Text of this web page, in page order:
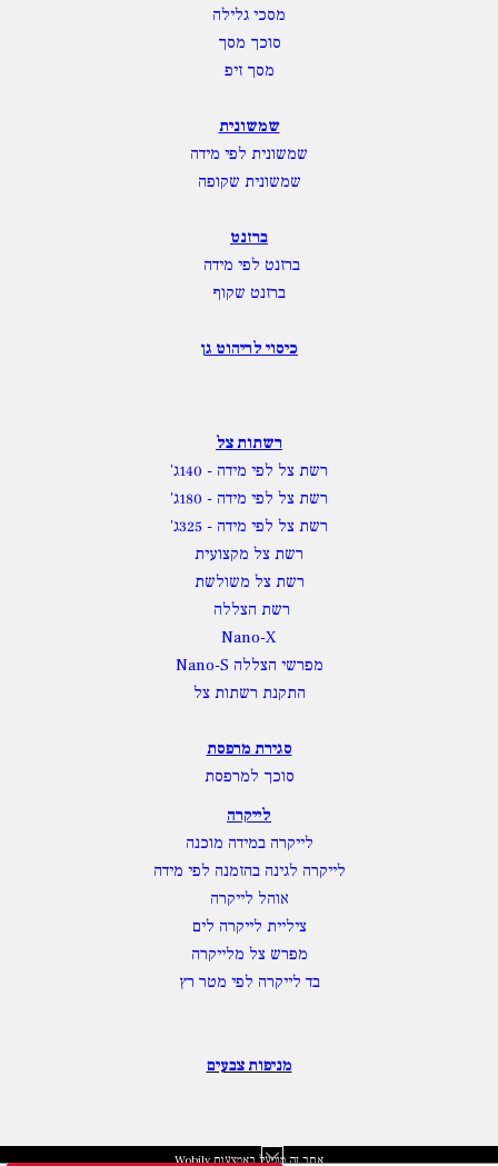
מסכי גלילה
סוכך מסך
מסך זיפ
שמשונית
שמשונית לפי מידה
שמשונית שקופה
ברזנט
ברזנט לפי מידה
ברזנט שקוף
כיסוי לריהוט גן
רשתות צל
רשת צל לפי מידה - 140ג'
רשת צל לפי מידה - 180ג'
רשת צל לפי מידה - 325ג'
רשת צל מקצועית
רשת צל משולשת
רשת הצללה
Nano-X
מפרשי הצללה Nano-S
התקנת רשתות צל
סגירת מרפסת
סוכך למרפסת
לייקרה
לייקרה במידה מוכנה
לייקרה לגינה בהזמנה לפי מידה
אוהל לייקרה
ציליית לייקרה לים
מפרש צל מלייקרה
בד לייקרה לפי מטר רץ
מניפות צבעים
אתר זה מופעל באמצעותWobily